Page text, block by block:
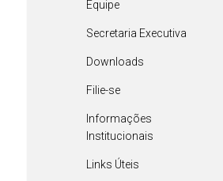
Equipe
Secretaria Executiva
Downloads
Filie-se
Informações
Institucionais
Links Úteis